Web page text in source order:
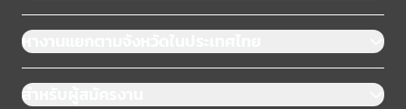
หางานแยกตามจังหวัดในประเทศไทย
สำหรับผู้สมัครงาน